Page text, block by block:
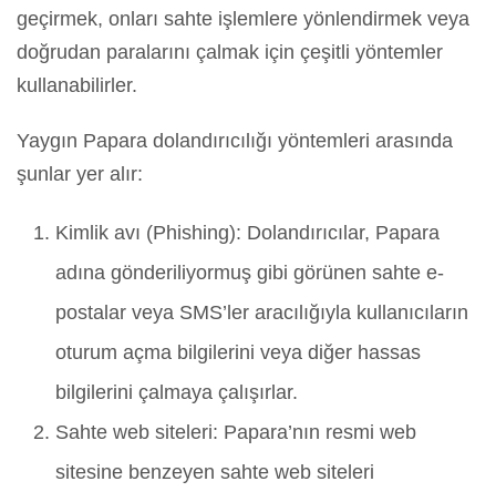
geçirmek, onları sahte işlemlere yönlendirmek veya
doğrudan paralarını çalmak için çeşitli yöntemler
kullanabilirler.
Yaygın Papara dolandırıcılığı yöntemleri arasında
şunlar yer alır:
Kimlik avı (Phishing): Dolandırıcılar, Papara
adına gönderiliyormuş gibi görünen sahte e-
postalar veya SMS’ler aracılığıyla kullanıcıların
oturum açma bilgilerini veya diğer hassas
bilgilerini çalmaya çalışırlar.
Sahte web siteleri: Papara’nın resmi web
sitesine benzeyen sahte web siteleri